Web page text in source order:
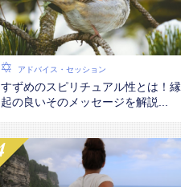
アドバイス・セッション
すずめのスピリチュアル性とは！縁
起の良いそのメッセージを解説...